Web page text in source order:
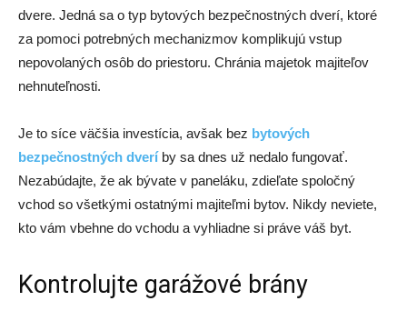
dvere. Jedná sa o typ bytových bezpečnostných dverí, ktoré
za pomoci potrebných mechanizmov komplikujú vstup
nepovolaných osôb do priestoru. Chránia majetok majiteľov
nehnuteľnosti.
Je to síce väčšia investícia, avšak bez bytových
bezpečnostných dveríby sa dnes už nedalo fungovať.
Nezabúdajte, že ak bývate v paneláku, zdieľate spoločný
vchod so všetkými ostatnými majiteľmi bytov. Nikdy neviete,
kto vám vbehne do vchodu a vyhliadne si práve váš byt.
Kontrolujte garážové brány